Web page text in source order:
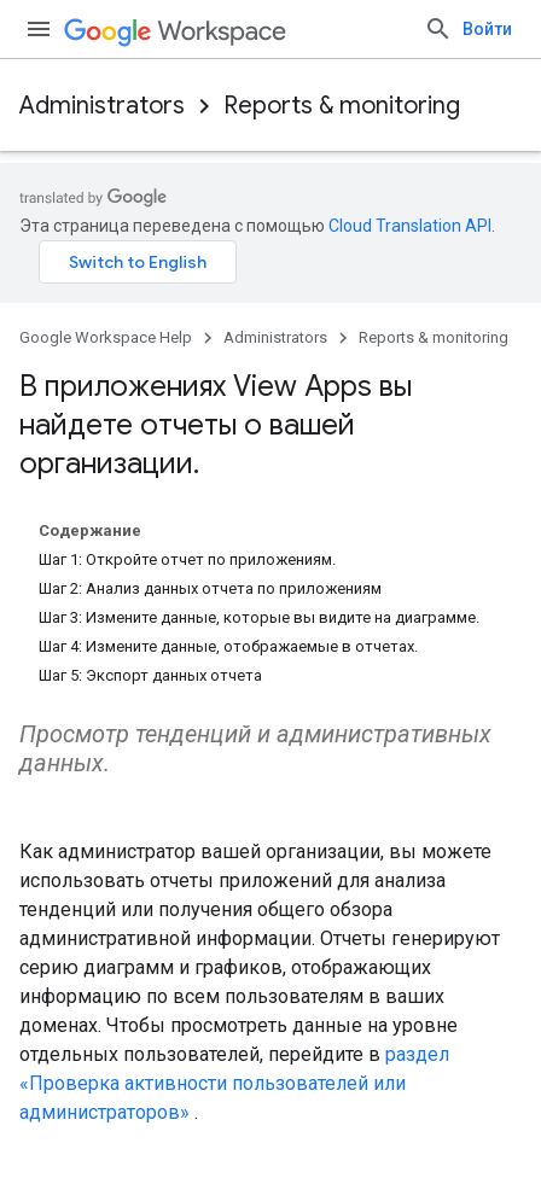
Войти
Administrators Reports & monitoring
Эта страница переведена с помощью Cloud Translation API
Google Workspace Help Administrators Reports & monitoring
В приложениях View Apps вы
найдете отчеты о вашей
организации.
Содержание
Шаг 1: Откройте отчет по приложениям.
Шаг 2: Анализ данных отчета по приложениям
Шаг 3: Измените данные, которые вы видите на диаграмме.
Шаг 4: Измените данные, отображаемые в отчетах.
Шаг 5: Экспорт данных отчета
Просмотр тенденций и административных
данных.
Как администратор вашей организации, вы можете
использовать отчеты приложений для анализа
тенденций или получения общего обзора
административной информации. Отчеты генерируют
серию диаграмм и графиков, отображающих
информацию по всем пользователям в ваших
доменах. Чтобы просмотреть данные на уровне
отдельных пользователей, перейдите в раздел
«Проверка активности пользователей или
администраторов» .